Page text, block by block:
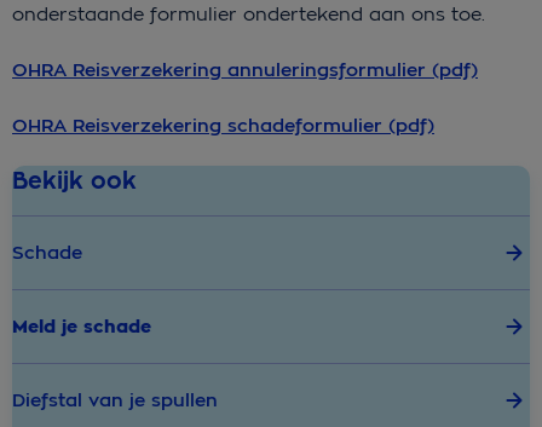
onderstaande formulier ondertekend aan ons toe.
OHRA Reisverzekering annuleringsformulier (pdf)
OHRA Reisverzekering schadeformulier (pdf)
Bekijk ook
Schade
Meld je schade
Diefstal van je spullen